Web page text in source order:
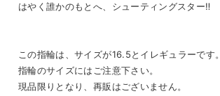
はやく誰かのもとへ、シューティングスター‼
この指輪は、サイズが16.5とイレギュラーです。
指輪のサイズにはご注意下さい。
現品限りとなり、再販はございません。